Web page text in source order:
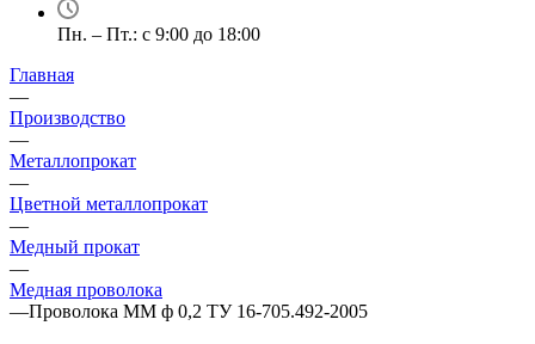
Пн. – Пт.: с 9:00 до 18:00
Главная
—
Производство
—
Металлопрокат
—
Цветной металлопрокат
—
Медный прокат
—
Медная проволока
—Проволока ММ ф 0,2 ТУ 16-705.492-2005